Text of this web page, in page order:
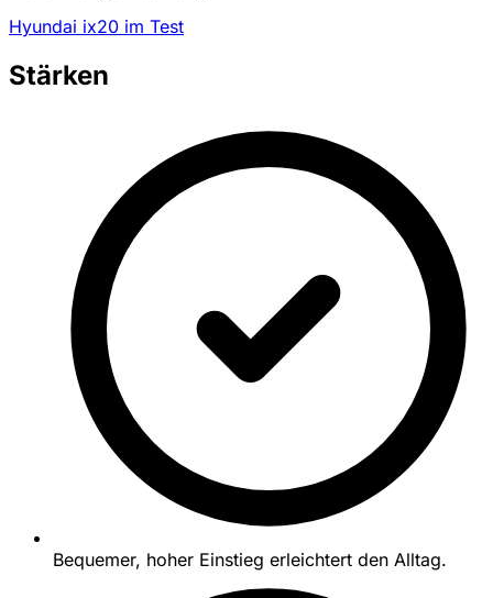
Hyundai ix20 im Test
Stärken
Bequemer, hoher Einstieg erleichtert den Alltag.